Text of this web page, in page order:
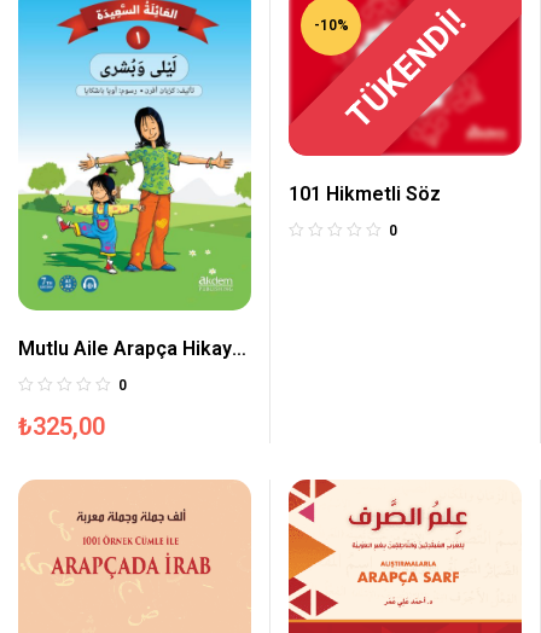
Mutlu Aile Arapça Hikaye
Serisi 1. Kur (Akdem
0
₺325,00
-10%TÜKENDİ!
101 Hikmetli Söz
0